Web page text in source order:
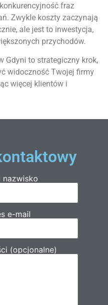
fraz
Zwykle koszty zaczynają
ale jest to inwestycja,
przychodów.
Gdyni to strategiczny krok,
widoczność Twojej firmy
więcej klientów i
nazwisko
e-mail
(opcjonalne)